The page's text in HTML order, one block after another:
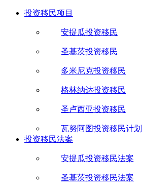
投资移民项目
安提瓜投资移民
圣基茨投资移民
多米尼克投资移民
格林纳达投资移民
圣卢西亚投资移民
瓦努阿图投资移民计划
投资移民法案
安提瓜投资移民法案
圣基茨投资移民法案